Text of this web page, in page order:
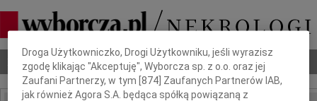
Nekrologi Odeszli Poradnik pogrzebowy
Dbamy o Twoją prywatność
Droga Użytkowniczko, Drogi Użytkowniku, jeśli wyrazisz
zgodę klikając "Akceptuję", Wyborcza sp. z o.o. oraz jej
Zaufani Partnerzy, w tym [874 ] Zaufanych Partnerów IAB,
jak również Agora S.A. będąca spółką powiązaną z